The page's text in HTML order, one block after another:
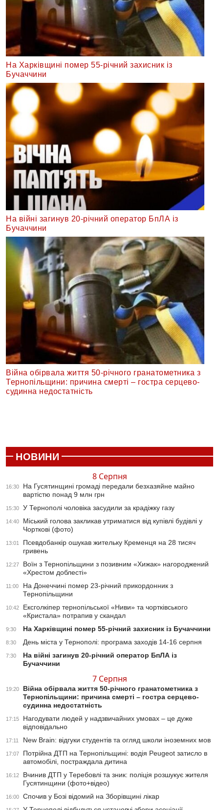
На Харківщині помер 55-річний захисник із
Бучаччини
На війні загинув 20-річний оператор БпЛА із
Бучаччини
Війна обірвала життя 50-річного гранатометника з
Тернопільщини: причина смерті – гостра серцево-
судинна недостатність
НОВИНИ
8 Серпня
16:30
На Гусятинщині громаді передали безхазяйне майно
вартістю понад 9 млн грн
15:30 У Тернополі чоловіка засудили за крадіжку газу
14:40
Міський голова закликав утриматися від купівлі будівлі у
Чорткові (фото)
13:01
Псевдобанкір ошукав жительку Кременця на 28 тисяч
гривень
12:27
Воїн з Тернопільщини з позивним «Хижак» нагороджений
«Хрестом доблесті»
11:00
На Донеччині помер 23-річний прикордонник з
Тернопільщини
10:42
Ексголкіпер тернопільської «Ниви» та чортківського
«Кристала» потрапив у скандал
9:30 На Харківщині помер 55-річний захисник із Бучаччини
8:30 День міста у Тернополі: програма заходів 14-16 серпня
7:30
На війні загинув 20-річний оператор БпЛА із
Бучаччини
7 Серпня
19:20
Війна обірвала життя 50-річного гранатометника з
Тернопільщини: причина смерті – гостра серцево-
судинна недостатність
17:15
Нагодувати людей у надзвичайних умовах – це дуже
відповідально
17:11 New Brain: відгуки студентів та огляд школи іноземних мов
17:07
Потрійна ДТП на Тернопільщині: водія Peugeot затисло в
автомобілі, постраждала дитина
16:12
Вчинив ДТП у Теребовлі та зник: поліція розшукує жителя
Гусятинщини (фото+відео)
16:00 Спочив у Бозі відомий на Зборівщині лікар